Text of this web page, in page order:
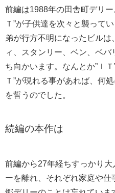
前編は1988年の田舎町デリー
Ｔ”が子供達を次々と襲ってい
弟が行方不明になったビル
ィ、スタンリー、ベン、ベバ
ち向かいます。なんとか”Ｉ
Ｔ”が現れる事があれば、何
を誓うのでした。
続編の本作は
前編から27年経ちすっかり大
ーを離れ、それぞれ家庭や